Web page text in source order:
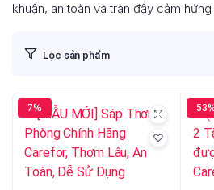
khuẩn, an toàn và tràn đầy cảm
Lọc sản phẩm
7%